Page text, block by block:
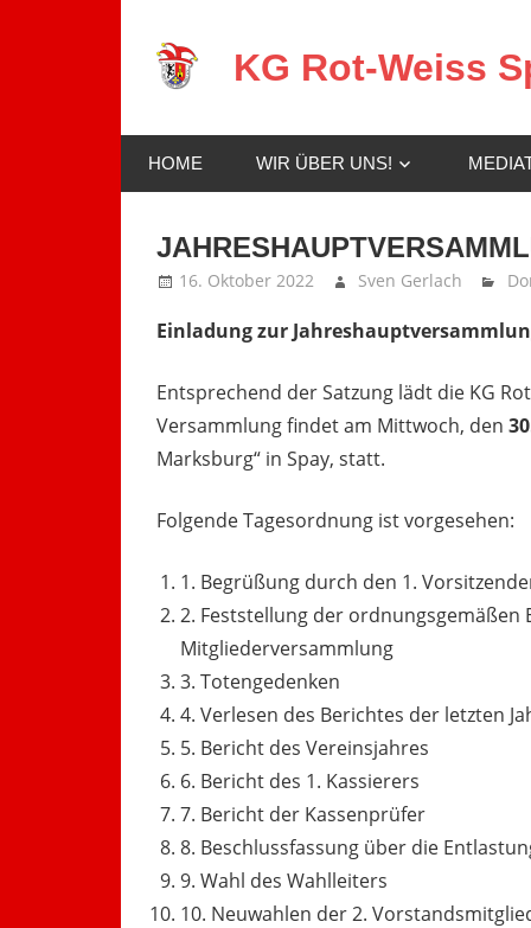
Inhalt
springen
KG Rot-Weiss
in
Spay!
HOME WIR ÜBER UNS!
16. Oktober 2022 Sven Gerlach
Einladung zur
Entsprechend der Satzung lädt die KG
Versammlung findet am Mittwoch, den
Marksburg“ in Spay, statt.
Folgende Tagesordnung ist vorgesehen:
1. Begrüßung durch den 1.
2. Feststellung der
Mitgliederversammlung
3. Totengedenken
4. Verlesen des Berichtes der letzten
5. Bericht des Vereinsjahres
6. Bericht des 1. Kassierers
7. Bericht der Kassenprüfer
8. Beschlussfassung über die
9. Wahl des Wahlleiters
10. Neuwahlen der 2.